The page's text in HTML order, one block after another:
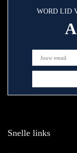
WORD LID
Snelle links